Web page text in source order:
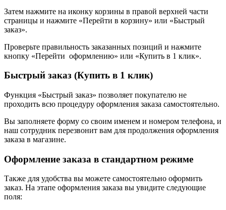
Затем нажмите на иконку корзины в правой верхней части
страницы и нажмите «Перейти в корзину» или «Быстрый
заказ».
Проверьте правильность заказанных позиций и нажмите
кнопку «Перейти оформлению» или «Купить в 1 клик».
Быстрый заказ (Купить в 1 клик)
Функция «Быстрый заказ» позволяет покупателю не
проходить всю процедуру оформления заказа самостоятельно.
Вы заполняете форму со своим именем и номером телефона, и
наш сотрудник перезвонит вам для продолжения оформления
заказа в магазине.
Оформление заказа в стандартном режиме
Также для удобства вы можете самостоятельно оформить
заказ. На этапе оформления заказа вы увидите следующие
поля: